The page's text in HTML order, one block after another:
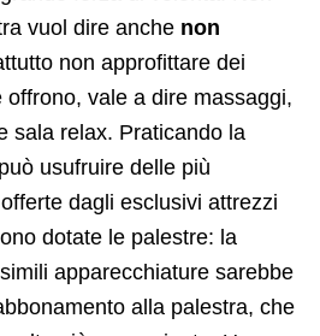
vuol dire anche non
non approfittare dei
vale a dire massaggi,
sala relax. Praticando la
usufruire delle più
dagli esclusivi attrezzi
dotate le palestre: la
apparecchiature sarebbe
alla palestra, che